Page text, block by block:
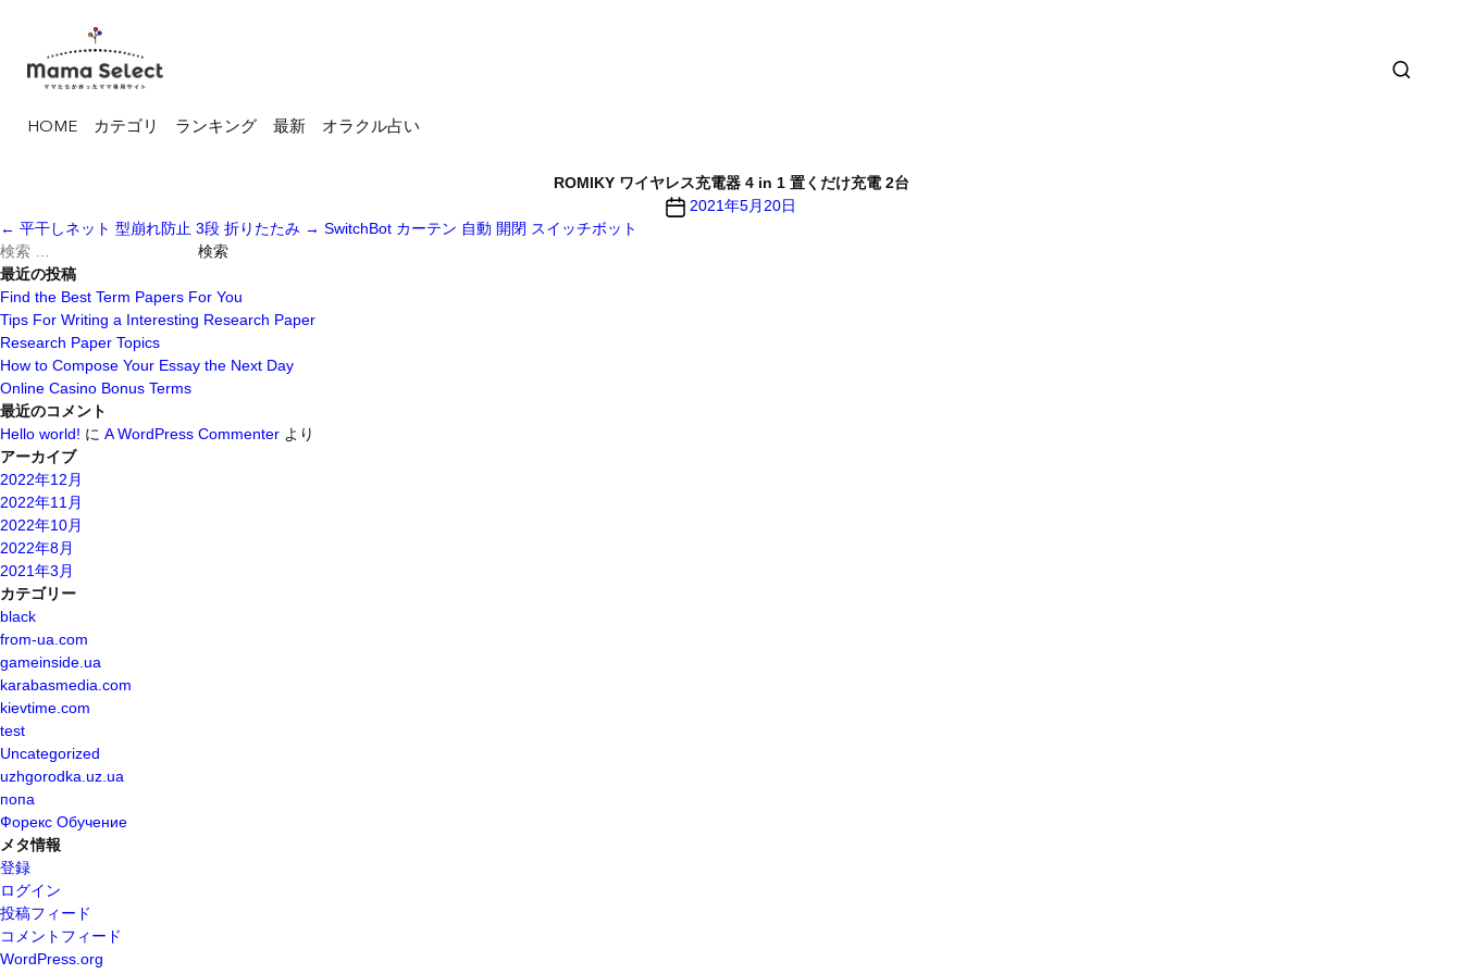
HOME カテゴリ ランキング 最新 オラクル占い
ROMIKY ワイヤレス充電器 4 in 1 置くだけ充電 2台
投 2021年5月20日
← 平干しネット 型崩れ防止 3段 折りたたみ → SwitchBot カーテン 自動 開閉 スイッチボット
検
索
対
象:
最近の投稿
Find the Best Term Papers For You
Tips For Writing a Interesting Research Paper
Research Paper Topics
How to Compose Your Essay the Next Day
Online Casino Bonus Terms
最近のコメント
Hello world! に A WordPress Commenter より
アーカイブ
2022年12月
2022年11月
2022年10月
2022年8月
2021年3月
カテゴリー
black
from-ua.com
gameinside.ua
karabasmedia.com
kievtime.com
test
Uncategorized
uzhgorodka.uz.ua
попа
Форекс Обучение
メタ情報
登録
ログイン
投稿フィード
コメントフィード
WordPress.org